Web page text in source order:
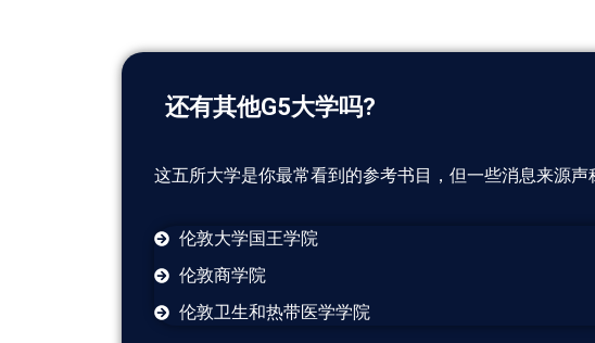
还有其他G5大学吗?
这五所大学是你最常看到的参考书目，但一些消息来源声
伦敦大学国王学院
伦敦商学院
伦敦卫生和热带医学学院